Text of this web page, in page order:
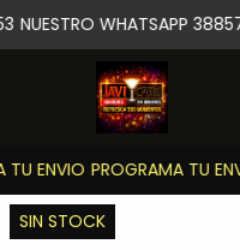
TU ENVIO PROGRAMA TU
NUESTRO WHATSAPP
SIN STOCK